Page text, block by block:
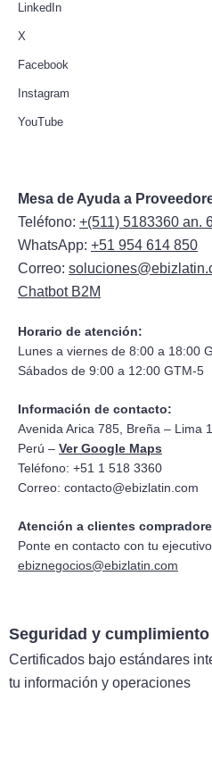
LinkedIn
X
Facebook
Instagram
YouTube
Mesa de Ayuda a
Teléfono: +(511) 5183360 an.
WhatsApp: +51 954 614 850
Correo:
Chatbot B2M
Horario de atención:
Lunes a viernes de 8:00 a 18:00
Sábados de 9:00 a 12:00 GTM-5
Información de contacto:
Avenida Arica 785, Breña – Lima
Perú – Ver Google Maps
Teléfono: +51 1 518 3360
Correo: contacto@ebizlatin.com
Atención a clientes
Ponte en contacto con tu
ebiznegocios@ebizlatin.com
Seguridad y
Certificados bajo estándares
tu información y operaciones